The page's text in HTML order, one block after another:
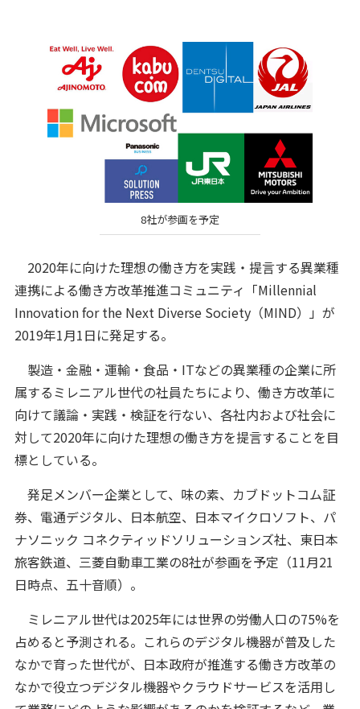
8社が参画を予定
2020年に向けた理想の働き方を実践・提言する異業種
連携による働き方改革推進コミュニティ「Millennial
Innovation for the Next Diverse Society（MIND）」が
2019年1月1日に発足する。
製造・金融・運輸・食品・ITなどの異業種の企業に所
属するミレニアル世代の社員たちにより、働き方改革に
向けて議論・実践・検証を行ない、各社内および社会に
対して2020年に向けた理想の働き方を提言することを目
標としている。
発足メンバー企業として、味の素、カブドットコム証
券、電通デジタル、日本航空、日本マイクロソフト、パ
ナソニック コネクティッドソリューションズ社、東日本
旅客鉄道、三菱自動車工業の8社が参画を予定（11月21
日時点、五十音順）。
ミレニアル世代は2025年には世界の労働人口の75%を
占めると予測される。これらのデジタル機器が普及した
なかで育った世代が、日本政府が推進する働き方改革の
なかで役立つデジタル機器やクラウドサービスを活用し